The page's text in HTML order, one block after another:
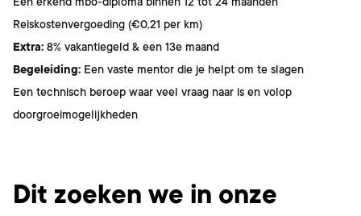
Reiskostenvergoeding (€0,21 per km)
Extra: 8% vakantiegeld & een 13e maand
Begeleiding: Een vaste mentor die je helpt om te slagen
Een technisch beroep waar veel vraag naar is en volop
doorgroeimogelijkheden
Dit ben jij
Dit zoeken we in onze